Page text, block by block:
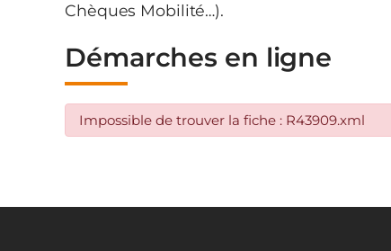
Chèques Mobilité…).
Démarches en ligne
Impossible de trouver la fiche : R43909.xml